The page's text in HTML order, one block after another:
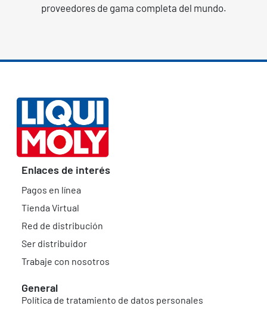
proveedores de gama completa del mundo.
Enlaces de interés
Pagos en línea
Tienda Virtual
Red de distribución
Ser distribuidor
Trabaje con nosotros
General
Política de tratamiento de datos personales